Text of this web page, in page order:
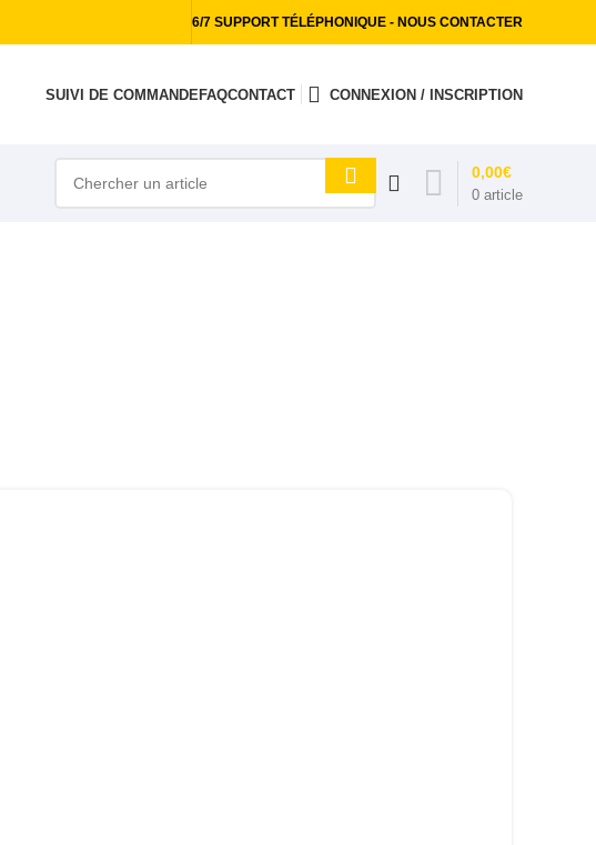
6/7 SUPPORT TÉLÉPHONIQUE - NOUS CONTACTER
SUIVI DE COMMANDEFAQCONTACT CONNEXION / INSCRIPTION
0 article
0,00€